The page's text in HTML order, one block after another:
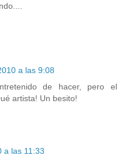
a las 9:08
de hacer, pero el
artista! Un besito!
a las 11:33